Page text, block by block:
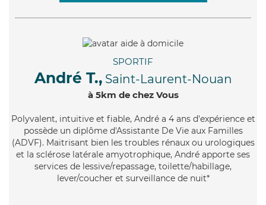
SPORTIF
André T., Saint-Laurent-Nouan
à 5km de chez Vous
Polyvalent, intuitive et fiable, André a 4 ans d'expérience et
possède un diplôme d'Assistante De Vie aux Familles
(ADVF). Maitrisant bien les troubles rénaux ou urologiques
et la sclérose latérale amyotrophique, André apporte ses
services de lessive/repassage, toilette/habillage,
lever/coucher et surveillance de nuit*